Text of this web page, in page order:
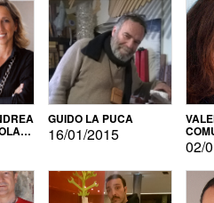
GUIDO LA PUCA
16/01/2015
02/